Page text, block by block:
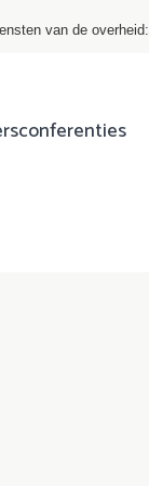
van de overheid: